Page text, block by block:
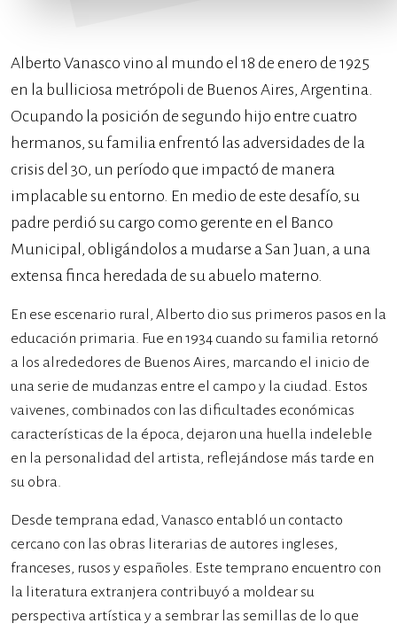
Alberto Vanasco vino al mundo el 18 de enero de 1925
en la bulliciosa metrópoli de Buenos Aires, Argentina.
Ocupando la posición de segundo hijo entre cuatro
hermanos, su familia enfrentó las adversidades de la
crisis del 30, un período que impactó de manera
implacable su entorno. En medio de este desafío, su
padre perdió su cargo como gerente en el Banco
Municipal, obligándolos a mudarse a San Juan, a una
extensa finca heredada de su abuelo materno.
En ese escenario rural, Alberto dio sus primeros pasos en la
educación primaria. Fue en 1934 cuando su familia retornó
a los alrededores de Buenos Aires, marcando el inicio de
una serie de mudanzas entre el campo y la ciudad. Estos
vaivenes, combinados con las dificultades económicas
características de la época, dejaron una huella indeleble
en la personalidad del artista, reflejándose más tarde en
su obra.
Desde temprana edad, Vanasco entabló un contacto
cercano con las obras literarias de autores ingleses,
franceses, rusos y españoles. Este temprano encuentro con
la literatura extranjera contribuyó a moldear su
perspectiva artística y a sembrar las semillas de lo que